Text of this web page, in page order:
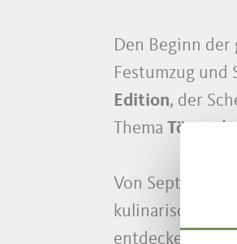
Den Beginn der
Festumzug
Edition, der
Thema
Von September
kulinarischen
entdecken, die